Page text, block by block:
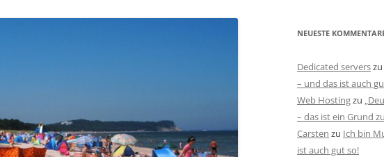
NEUESTE
Dedicated serverszu
– und das ist auch
Web Hostingzu
– das ist ein Grund
Carsten zu Ich bin
ist auch gut so!